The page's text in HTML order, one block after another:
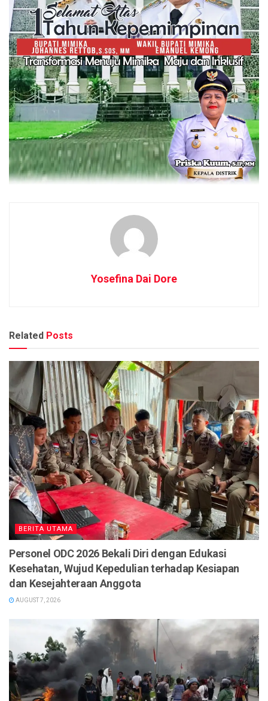
Yosefina Dai Dore
Related Posts
BERITA UTAMA
Personel ODC 2026 Bekali Diri dengan Edukasi
Kesehatan, Wujud Kepedulian terhadap Kesiapan
dan Kesejahteraan Anggota
AUGUST 7, 2026